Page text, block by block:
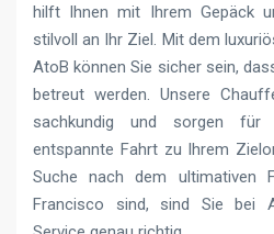
hilft Ihnen mit Ihrem Gepäck
stilvoll an Ihr Ziel. Mit dem
AtoB können Sie sicher sein,
betreut werden. Unsere
sachkundig und sorgen für
entspannte Fahrt zu Ihrem
Suche nach dem ultimativen
Francisco sind, sind Sie bei